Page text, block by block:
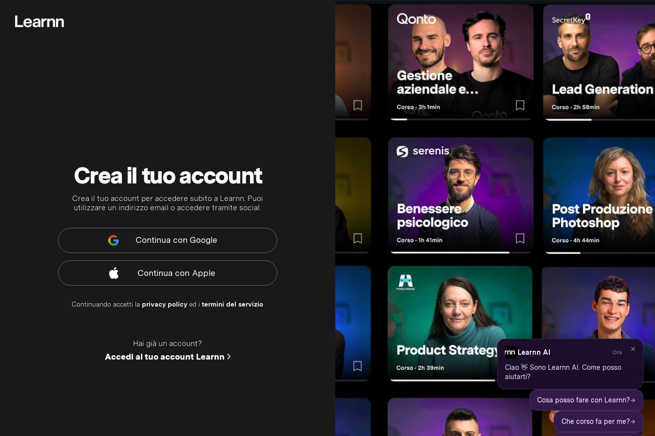
Crea il tuo account
Crea il tuo account per accedere subito a Learnn. Puoi
utilizzare un indirizzo email o accedere tramite social.
Continua con Google
Continua con Apple
Continuando accetti la privacy policyed i termini del servizio
Hai già un account?
Accedi al tuo account Learnn Learnn AI Ora
Ciao 👋 Sono Learnn AI. Come posso
aiutarti?
Cosa posso fare con Learnn?→
Che corso fa per me?→